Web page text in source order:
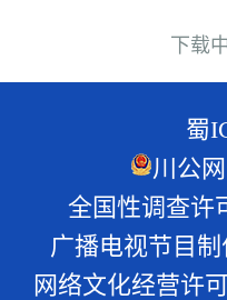
下载
蜀
川公
全国性调查许
广播电视节目
网络文化经营许